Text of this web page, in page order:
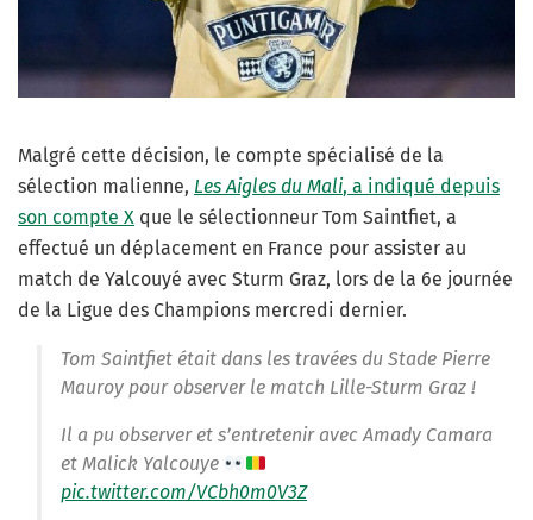
Malgré cette décision, le compte spécialisé de la
sélection malienne, Les Aigles du Mali, a indiqué depuis
son compte X que le sélectionneur Tom Saintfiet, a
effectué un déplacement en France pour assister au
match de Yalcouyé avec Sturm Graz, lors de la 6e journée
de la Ligue des Champions mercredi dernier.
Tom Saintfiet était dans les travées du Stade Pierre
Mauroy pour observer le match Lille-Sturm Graz !
Il a pu observer et s’entretenir avec Amady Camara
et Malick Yalcouye
pic.twitter.com/VCbh0m0V3Z